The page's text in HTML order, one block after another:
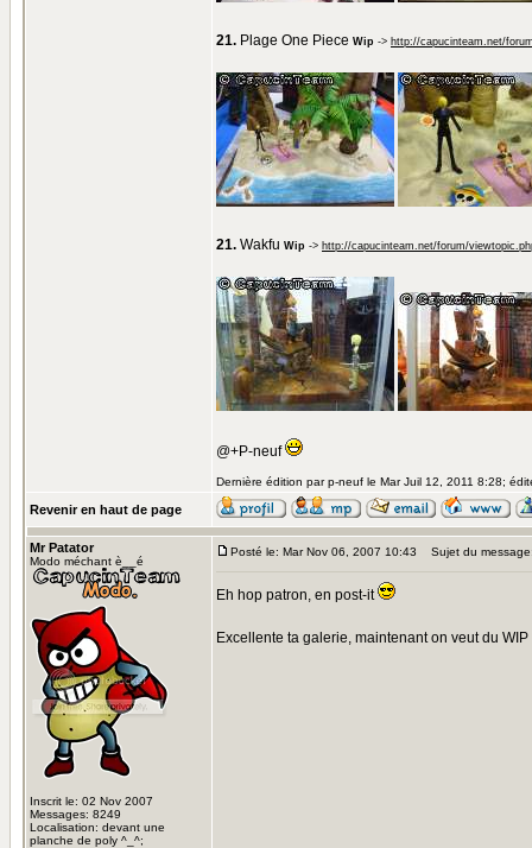
21. Plage One Piece Wip -> http://capucinteam.net/
21. Wakfu Wip -> http://capucinteam.net/forum/
@+P-neuf
Dernière édition par p-neuf le Mar Juil 12, 2011 8:28;
Revenir en haut de page
Mr Patator
Modo méchant è__é
Inscrit le: 02 Nov 2007
Messages: 8249
Localisation: devant une
planche de poly ^_^;
Posté le: Mar Nov 06, 2007 10:43 Sujet du
Eh hop patron, en post-it
Excellente ta galerie, maintenant on veut du WIP